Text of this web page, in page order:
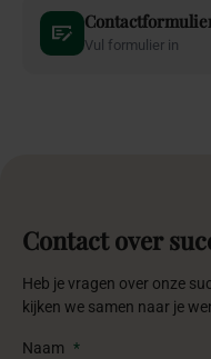
Vul formulier in
Contact over
Heb je vragen over onze
kijken we samen naar je
Naam *